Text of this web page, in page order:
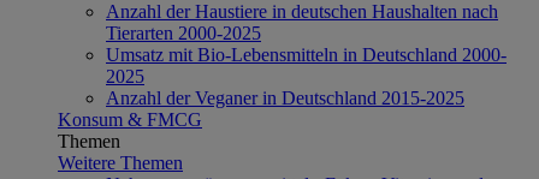
Anzahl der Haustiere in deutschen Haushalten nach
Tierarten 2000-2025
Umsatz mit Bio-Lebensmitteln in Deutschland 2000-
2025
Anzahl der Veganer in Deutschland 2015-2025
Konsum & FMCG
Themen
Weitere Themen